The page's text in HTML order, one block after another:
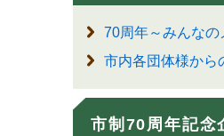
70周年～みんなの
市内各団体様から
市制70周年記念